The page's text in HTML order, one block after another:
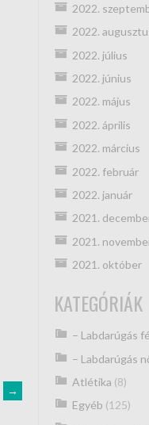
→
2022.
2022.
2022. július
2022. június
2022. május
2022. április
2022. március
2022. február
2022. január
2021.
2021.
2021. október
KATEGÓRIÁK
– Labdarúgás
– Labdarúgás
Atlétika (8)
Egyéb (125)